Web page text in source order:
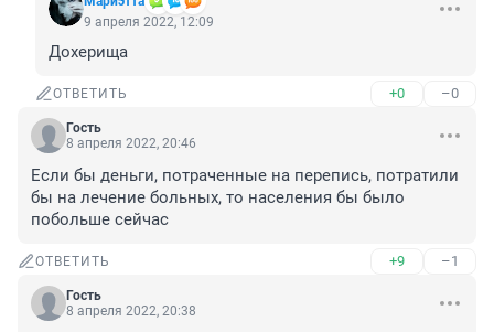
9 апреля 2022, 12:09
Дохерища
ОТВЕТИТЬ +0 –0
Гость
8 апреля 2022, 20:46
Если бы деньги, потраченные на перепись, потратили
бы на лечение больных, то населения бы было
побольше сейчас
ОТВЕТИТЬ +9 –1
Гость
8 апреля 2022, 20:38